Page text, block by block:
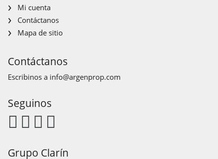
Mi cuenta
Contáctanos
Mapa de sitio
Contáctanos
Escribinos a info@argenprop.com
Seguinos
Grupo Clarín